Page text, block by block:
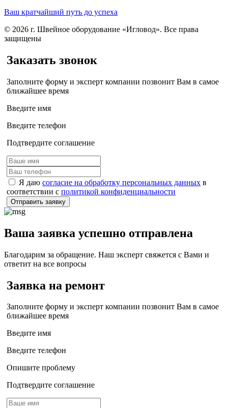
Ваш кратчайший путь до успеха
© 2026 г. Швейное оборудование «Игловод». Все права
защищены
Заказать звонок
Заполните форму и эксперт компании позвонит Вам в самое
ближайшее время
Введите имя
Введите телефон
Подтвердите соглашение
Я даю согласие на обработку персональных данных в
соответствии с политикой конфиденциальности
Отправить заявку
Ваша заявка успешно отправлена
Благодарим за обращение. Наш эксперт свяжется с Вами и
ответит на все вопросы
Заявка на ремонт
Заполните форму и эксперт компании позвонит Вам в самое
ближайшее время
Введите имя
Введите телефон
Опишите проблему
Подтвердите соглашение